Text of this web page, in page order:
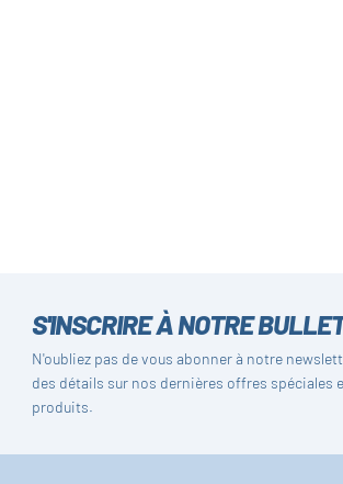
S'INSCRIRE À NOTRE
N'oubliez pas de vous abonner à notre
des détails sur nos dernières offres spéciales
produits.